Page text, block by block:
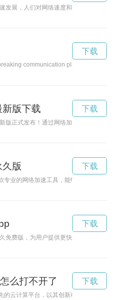
发展，人们对网络速度和稳定性的要求
communication platform that is
下载
版下载
版正式发布！通过网络加速技术，让你
下载
版
专业的网络加速工具，能够有效提升网
下载
免费版，为用户提供更快更稳定的网络
下载
么打不开了
的云计算平台，以其创新科技和卓越性
下载